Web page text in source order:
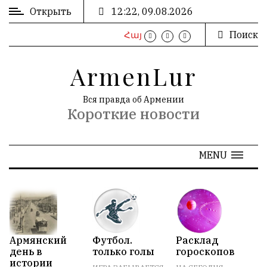
ВХОД
РЕГИСТРАЦИЯ
РЕКЛАМА
АРХИВ
« Апрель 2024
»
Открыть 12:22, 09.08.2026
Հայ Поиск
ArmenLur
Вся правда об Армении
Короткие новости
MENU
Армянский
день в
истории
Футбол.
только голы
Расклад
гороскопов